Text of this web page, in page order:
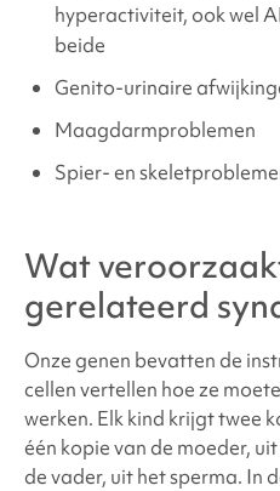
hyperactiviteit, ook wel
beide
Genito-urinaire
Maagdarmproblemen
Spier- en
Wat
gerelateerd
Onze genen bevatten de
cellen vertellen hoe ze
werken. Elk kind krijgt twee
één kopie van de moeder,
de vader, uit het sperma. In